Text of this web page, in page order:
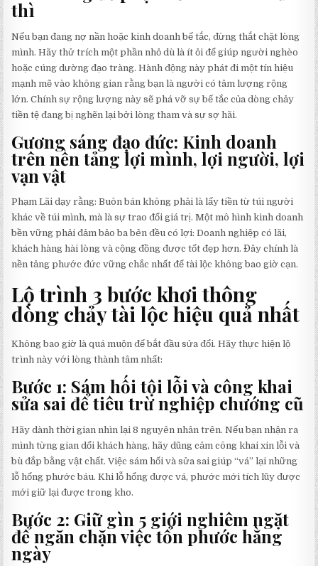
thì
Nếu bạn đang nợ nần hoặc kinh doanh bế tắc, đừng thắt chặt lòng
mình. Hãy thử trích một phần nhỏ dù là ít ỏi để giúp người nghèo
hoặc cúng dường đạo tràng. Hành động này phát đi một tín hiệu
mạnh mẽ vào không gian rằng bạn là người có tâm lượng rộng
lớn. Chính sự rộng lượng này sẽ phá vỡ sự bế tắc của dòng chảy
tiền tệ đang bị nghẽn lại bởi lòng tham và sự sợ hãi.
Gương sáng đạo đức: Kinh doanh
trên nền tảng lợi mình, lợi người, lợi
vạn vật
Phạm Lãi dạy rằng: Buôn bán không phải là lấy tiền từ túi người
khác về túi mình, mà là sự trao đổi giá trị. Một mô hình kinh doanh
bền vững phải đảm bảo ba bên đều có lợi: Doanh nghiệp có lãi,
khách hàng hài lòng và cộng đồng được tốt đẹp hơn. Đây chính là
nền tảng phước đức vững chắc nhất để tài lộc không bao giờ cạn.
Lộ trình 3 bước khơi thông
dòng chảy tài lộc hiệu quả nhất
Không bao giờ là quá muộn để bắt đầu sửa đổi. Hãy thực hiện lộ
trình này với lòng thành tâm nhất:
Bước 1: Sám hối tội lỗi và công khai
sửa sai để tiêu trừ nghiệp chướng cũ
Hãy dành thời gian nhìn lại 8 nguyên nhân trên. Nếu bạn nhận ra
mình từng gian dối khách hàng, hãy dũng cảm công khai xin lỗi và
bù đắp bằng vật chất. Việc sám hối và sửa sai giúp “vá” lại những
lỗ hổng phước báu. Khi lỗ hổng được vá, phước mới tích lũy được
mới giữ lại được trong kho.
Bước 2: Giữ gìn 5 giới nghiêm ngặt
để ngăn chặn việc tổn phước hằng
ngày